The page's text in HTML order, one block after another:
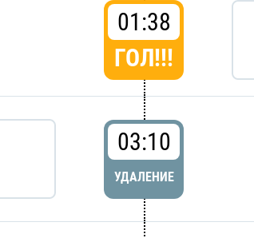
01:38
ГОЛ!!!
03:10
УДАЛЕНИЕ